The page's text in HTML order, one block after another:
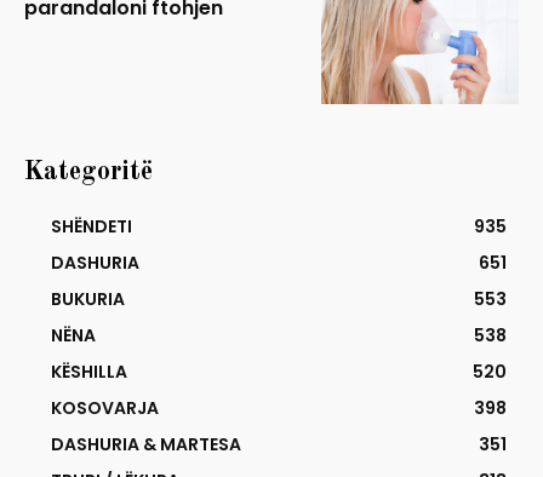
parandaloni ftohjen
Kategoritë
SHËNDETI
935
DASHURIA
651
BUKURIA
553
NËNA
538
KËSHILLA
520
KOSOVARJA
398
DASHURIA & MARTESA
351